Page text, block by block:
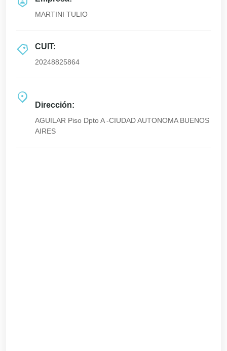
MARTINI TULIO
CUIT:
20248825864
Dirección:
AGUILAR Piso Dpto A -CIUDAD AUTONOMA BUENOS
AIRES